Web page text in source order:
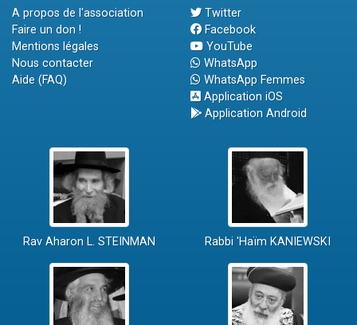
A propos de l'association
Faire un don !
Mentions légales
Nous contacter
Aide (FAQ)
Twitter
Facebook
YouTube
WhatsApp
WhatsApp Femmes
Application iOS
Application Android
Rav Aharon L. STEINMAN Rabbi 'Haïm KANIEWSKI